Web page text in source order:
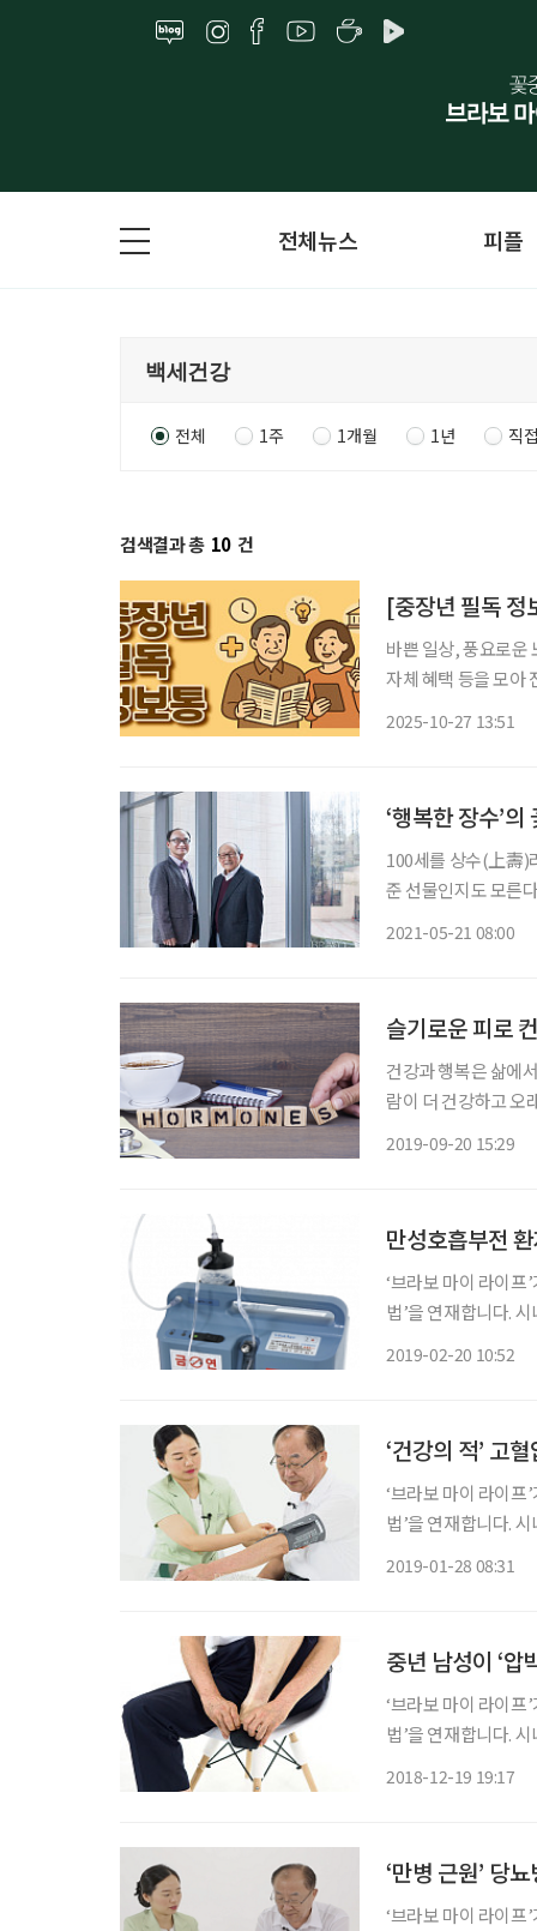
전체뉴스 피플
전체 1주 1개월 1년 직
검색결과 총 10 건
[중장년 필독
바쁜 일상, 풍요로운
자체 혜택 등을 모아 전달 드립니다. 균형 잡힌 식습관
2025-10-27 13:51
‘행복한 장수’
100세를 상수(上壽)
준 선물인지도 모른
2021-05-21 08:00
슬기로운 피로
건강과 행복은 삶에
람이 더 건강하고 오
2019-09-20 15:29
만성호흡부전
‘브라보 마이 라이프
법’을 연재합니다.
2019-02-20 10:52
‘건강의 적’ 고
‘브라보 마이 라이프
법’을 연재합니다.
2019-01-28 08:31
중년 남성이 ‘압
‘브라보 마이 라이프
법’을 연재합니다.
2018-12-19 19:17
‘만병 근원’ 당
‘브라보 마이 라이프